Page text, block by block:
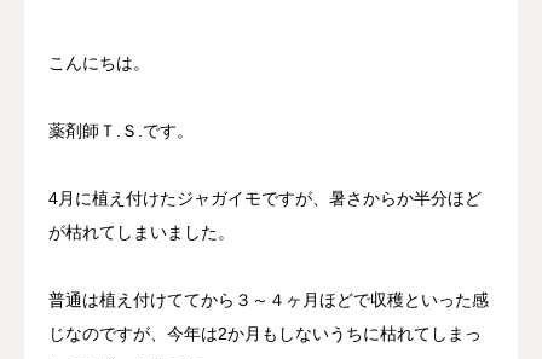
こんにちは。
薬剤師Ｔ.Ｓ.です。
4月に植え付けたジャガイモですが、暑さからか半分ほど
が枯れてしまいました。
普通は植え付けててから３～４ヶ月ほどで収穫といった感
じなのですが、今年は2か月もしないうちに枯れてしまっ
お知らせ
お問い合わせ